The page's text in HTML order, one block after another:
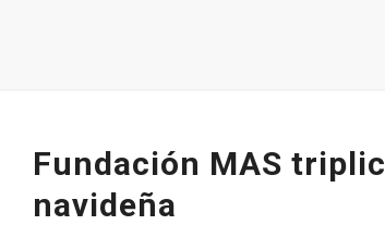
Fundación MAS
navideña